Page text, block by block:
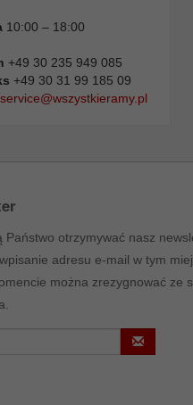
10:00 – 18:00
+49 30 235 949 085
+49 30 31 99 185 09
service@wszystkieramy.pl
Państwo otrzymywać nasz
adresu e-mail w tym
można zrezygnować ze